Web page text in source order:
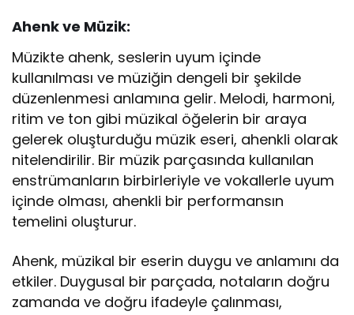
Ahenk ve Müzik:
Müzikte ahenk, seslerin uyum içinde
kullanılması ve müziğin dengeli bir şekilde
düzenlenmesi anlamına gelir. Melodi, harmoni,
ritim ve ton gibi müzikal öğelerin bir araya
gelerek oluşturduğu müzik eseri, ahenkli olarak
nitelendirilir. Bir müzik parçasında kullanılan
enstrümanların birbirleriyle ve vokallerle uyum
içinde olması, ahenkli bir performansın
temelini oluşturur.
Ahenk, müzikal bir eserin duygu ve anlamını da
etkiler. Duygusal bir parçada, notaların doğru
zamanda ve doğru ifadeyle çalınması,